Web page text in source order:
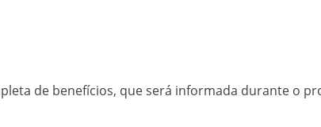
de benefícios, que será informada durante o